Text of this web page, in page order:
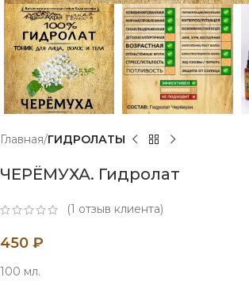
Главная ГИДРОЛАТЫ
ЧЕРЁМУХА. Гидролат
(1 отзыв клиента)
450 ₽
100 мл.